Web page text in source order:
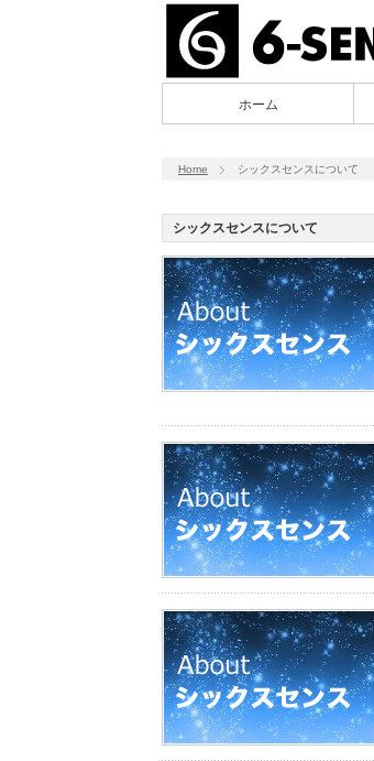
ホーム
Home シックスセンスについて
シックスセンスについて